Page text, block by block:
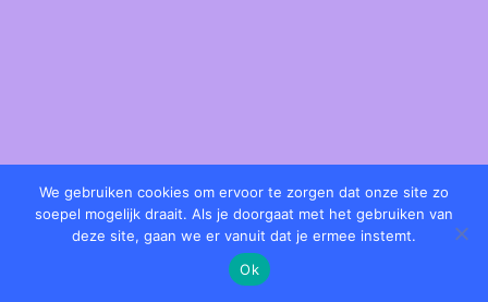
We gebruiken cookies om ervoor te zorgen dat onze site zo
soepel mogelijk draait. Als je doorgaat met het gebruiken van
deze site, gaan we er vanuit dat je ermee instemt.
Ok